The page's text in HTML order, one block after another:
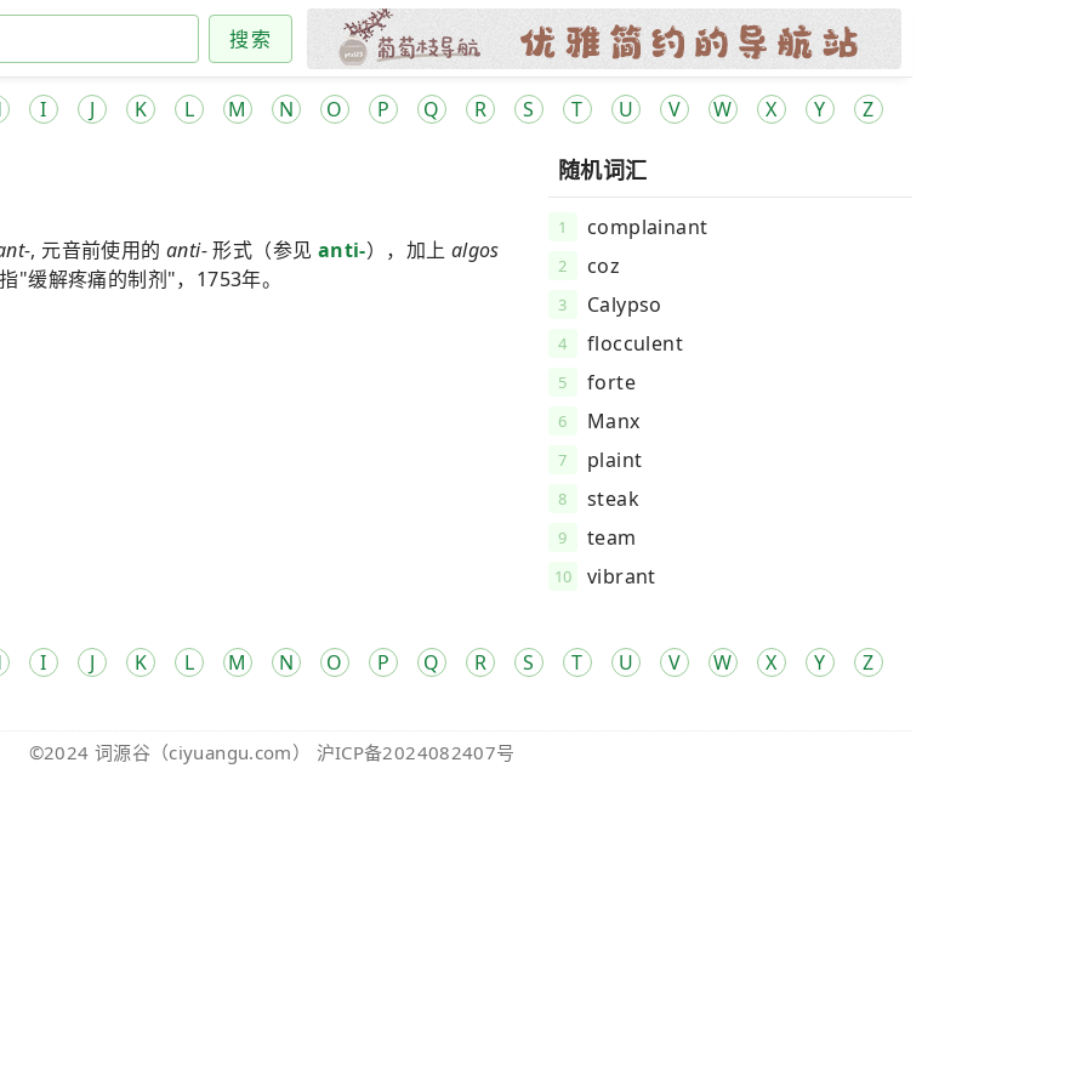
搜索
I J K L M N O P Q R S T U V W X Y Z
, 元音前使用的anti-形式（参见 anti-），加上 algos
"缓解疼痛的制剂"，1753年。
随机词汇
1 complainant
2 coz
3 Calypso
4 flocculent
5 forte
6 Manx
7 plaint
8 steak
9 team
10 vibrant
I J K L M N O P Q R S T U V W X Y Z
©2024 词源谷 （ciyuangu.com） 沪ICP备2024082407号